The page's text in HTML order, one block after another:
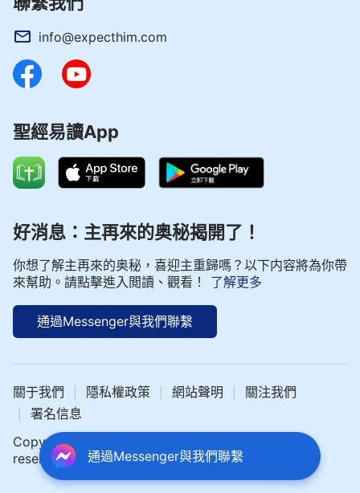
info@expecthim.com
聖經易讀App
好消息：主再來的奥秘揭開了！
你想了解主再來的奥秘，喜迎主重歸嗎？以下内容將為你帶
來幫助。請點擊進入閲讀、觀看！
了解更多
通過Messenger與我們聯繫
關于我們 隱私權政策 網站聲明 關注我們
署名信息
Copyright © 2024 中文聖經網 All rights
reserved.
通過Messenger與我們聯繫